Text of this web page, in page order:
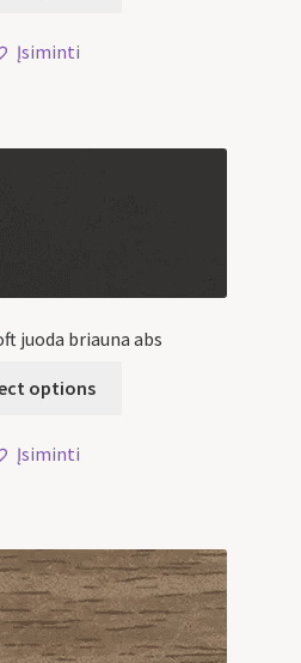
Įsiminti
juoda briauna abs
options
Įsiminti